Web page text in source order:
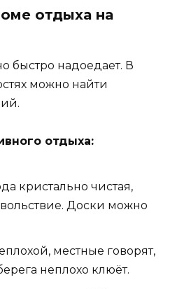
отдыха на
быстро надоедает. В
можно найти
отдыха:
кристально чистая,
Доски можно
местные говорят,
неплохо клюёт.